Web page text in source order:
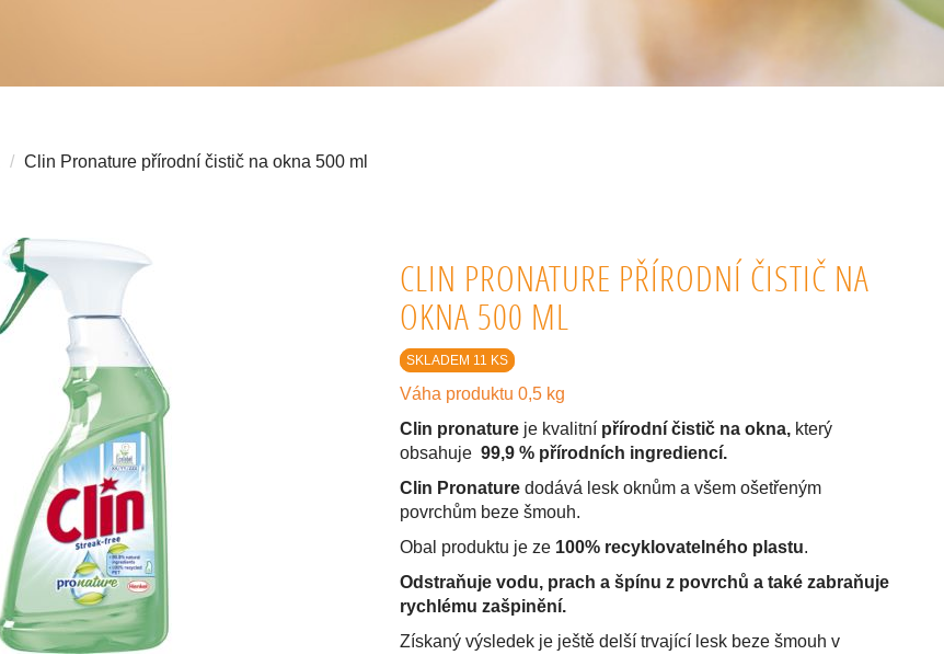
Clin Pronature přírodní čistič na okna 500 ml
CLIN PRONATURE PŘÍRODNÍ ČISTIČ NA
OKNA 500 ML
SKLADEM 11 KS
Váha produktu 0,5 kg
Clin pronature je kvalitní přírodní čistič na okna, který
obsahuje 99,9 % přírodních ingrediencí.
Clin Pronature dodává lesk oknům a všem ošetřeným
povrchům beze šmouh.
Obal produktu je ze 100% recyklovatelného plastu.
Odstraňuje vodu, prach a špínu z povrchů a také zabraňuje
rychlému zašpinění.
Získaný výsledek je ještě delší trvající lesk beze šmouh v